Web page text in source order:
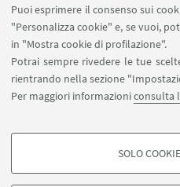
Puoi esprimere il consenso sui
"Personalizza cookie" e, se vuoi,
in "Mostra cookie di profilazione".
Potrai sempre rivedere le tue
rientrando nella sezione
Per maggiori informazioniconsulta
COOKIE DI PROFILAZIONE -
SOLO
SEGUI